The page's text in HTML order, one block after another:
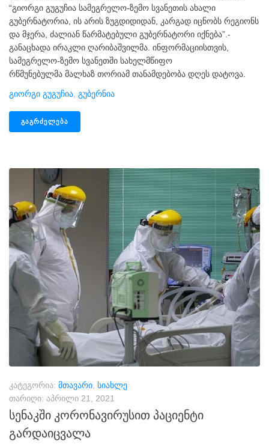
“გიორგი გუგუჩია სამეგრელო-ზემო სვანეთის ახალი
გუბერნატორია, ის არის ზუგდიდიდან, კარგად იცნობს რეგიონს
და მჯერა, ძალიან წარმატებული გუბერნატორი იქნება”.-
განაცხადა ირაკლი ღარიბაშვილმა. ინფორმაციისთვის,
სამეგრელო-ზემო სვანეთში სახელმწიფო
რწმუნებულმა მალხაზ თორიამ თანამდებობა დღეს დატოვა.
Გიორგი Გუგუჩია Გუბერნია
ᲒᲐᲒᲠᲫᲔᲚᲔᲑᲐ
კატეგორია: მთავარი სიახლე
თარიღი: აპრილი 21, 2021
სენაკში კორონავირუსით პაციენტი
გარდაიცვალა